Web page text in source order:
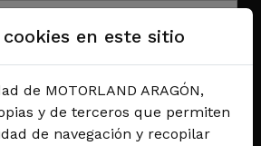
en este sitio
de MOTORLAND ARAGÓN,
y de terceros que permiten
de navegación y recopilar